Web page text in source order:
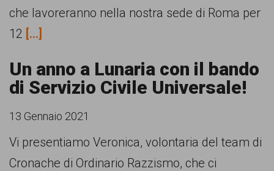
che lavoreranno nella nostra sede di Roma per
12 [...]
Un anno a Lunaria con il bando
di Servizio Civile Universale!
13 Gennaio 2021
Vi presentiamo Veronica, volontaria del team di
Cronache di Ordinario Razzismo, che ci